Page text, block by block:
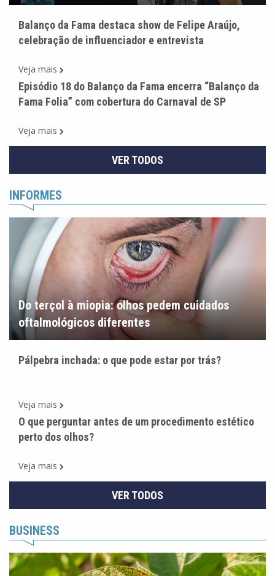
Balanço da Fama destaca show de Felipe Araújo,
celebração de influenciador e entrevista
Veja mais
Episódio 18 do Balanço da Fama encerra “Balanço da
Fama Folia” com cobertura do Carnaval de SP
Veja mais
VER TODOS
INFORMES
Do terçol à miopia: olhos pedem cuidados
oftalmológicos diferentes
Pálpebra inchada: o que pode estar por trás?
Veja mais
O que perguntar antes de um procedimento estético
perto dos olhos?
Veja mais
VER TODOS
BUSINESS